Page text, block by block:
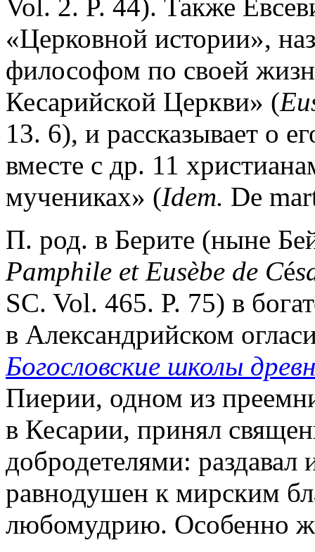
Vol. 2. P. 44). Также
«Церковной истории»,
философом по своей
Кесарийской Церкви» (
13. 6), и рассказывает о
вместе с др. 11
мучениках» (Idem. De
П. род. в Берите (ныне
Pamphile et Eusèbe de Cé
SC. Vol. 465. P. 75) в
в Александрийском
Богословские школы
Пиерии, одном из
в Кесарии, принял
добродетелями:
равнодушен к мирским
любомудрию. Особенно